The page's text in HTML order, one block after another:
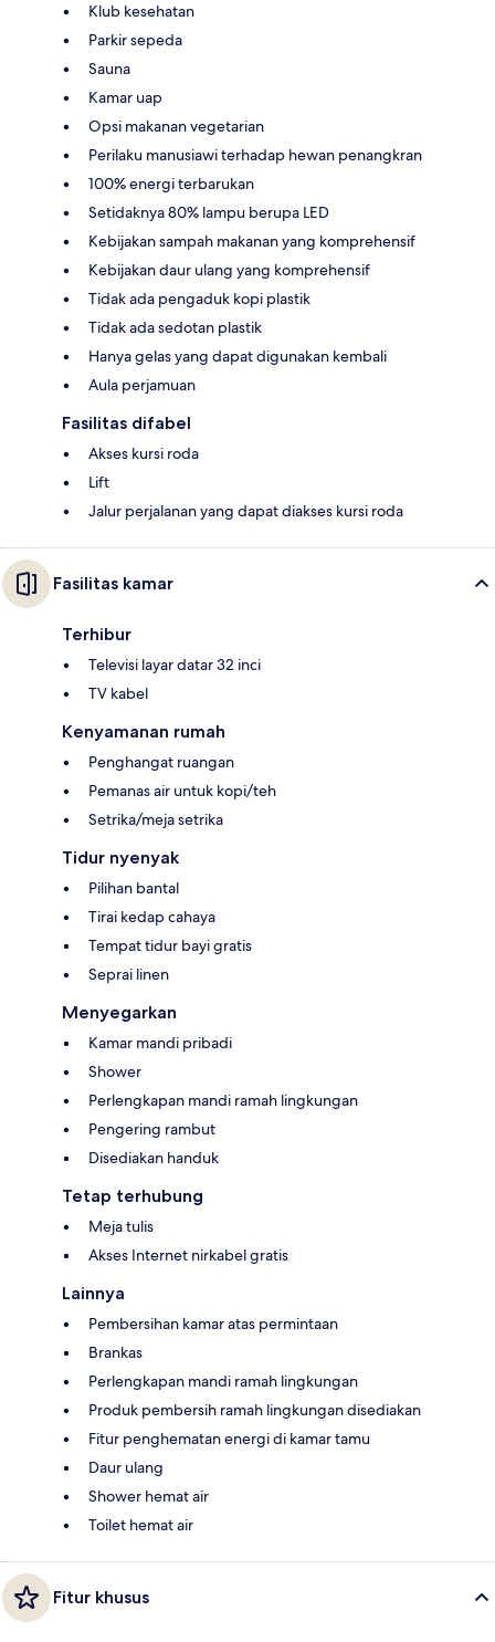
Klub kesehatan
Parkir sepeda
Sauna
Kamar uap
Opsi makanan vegetarian
Perilaku manusiawi terhadap hewan penangkran
100% energi terbarukan
Setidaknya 80% lampu berupa LED
Kebijakan sampah makanan yang komprehensif
Kebijakan daur ulang yang komprehensif
Tidak ada pengaduk kopi plastik
Tidak ada sedotan plastik
Hanya gelas yang dapat digunakan kembali
Aula perjamuan
Fasilitas difabel
Akses kursi roda
Lift
Jalur perjalanan yang dapat diakses kursi roda
Fasilitas kamar
Terhibur
Televisi layar datar 32 inci
TV kabel
Kenyamanan rumah
Penghangat ruangan
Pemanas air untuk kopi/teh
Setrika/meja setrika
Tidur nyenyak
Pilihan bantal
Tirai kedap cahaya
Tempat tidur bayi gratis
Seprai linen
Menyegarkan
Kamar mandi pribadi
Shower
Perlengkapan mandi ramah lingkungan
Pengering rambut
Disediakan handuk
Tetap terhubung
Meja tulis
Akses Internet nirkabel gratis
Lainnya
Pembersihan kamar atas permintaan
Brankas
Perlengkapan mandi ramah lingkungan
Produk pembersih ramah lingkungan disediakan
Fitur penghematan energi di kamar tamu
Daur ulang
Shower hemat air
Toilet hemat air
Fitur khusus